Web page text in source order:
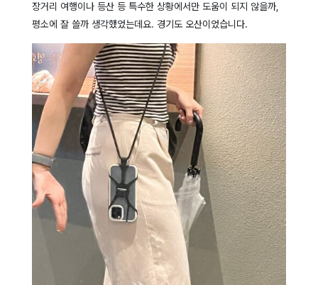
장거리 여행이나 등산 등 특수한 상황에서만 도움이 되지 않을까,
평소에 잘 쓸까 생각했었는데요. 경기도 오산이었습니다.